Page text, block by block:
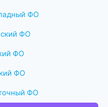
ФО
ФО
ФО
ФО
ФО